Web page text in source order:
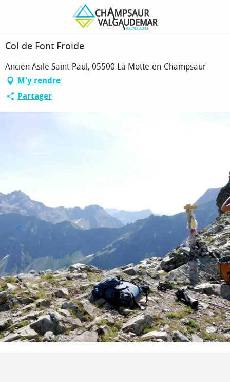
principal
Col de Font Froide
Col de Font Froide
Ancien Asile Saint-Paul, 05500 La Motte-en-Champsaur
M'y rendre
Partager